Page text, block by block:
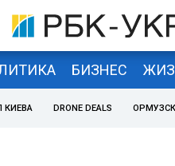
БИЗНЕС
КИЕВА DRONE DEALS